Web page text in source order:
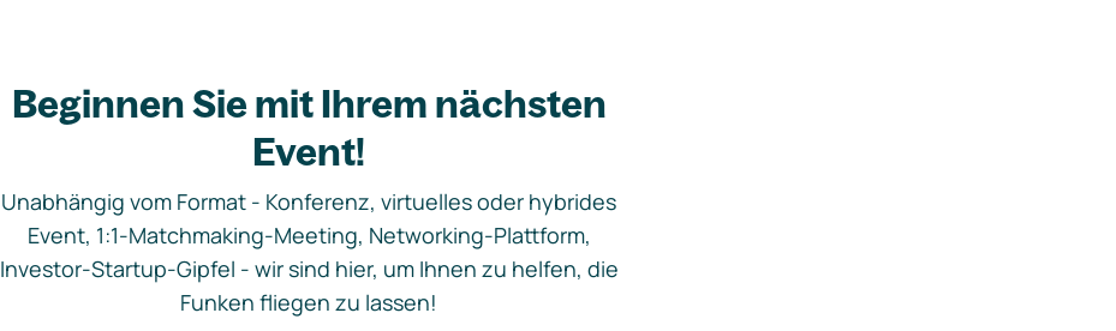
Beginnen Sie mit Ihrem nächsten
Event!
Unabhängig vom Format - Konferenz, virtuelles oder hybrides
Event, 1:1-Matchmaking-Meeting, Networking-Plattform,
Investor-Startup-Gipfel - wir sind hier, um Ihnen zu helfen, die
Funken fliegen zu lassen!